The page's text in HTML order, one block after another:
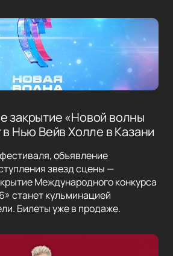
закрытие «Новой волны
Нью Вейв Холле в Казани
объявление
звезд сцены —
Международного конкурса
станет кульминацией
Билеты уже в продаже.